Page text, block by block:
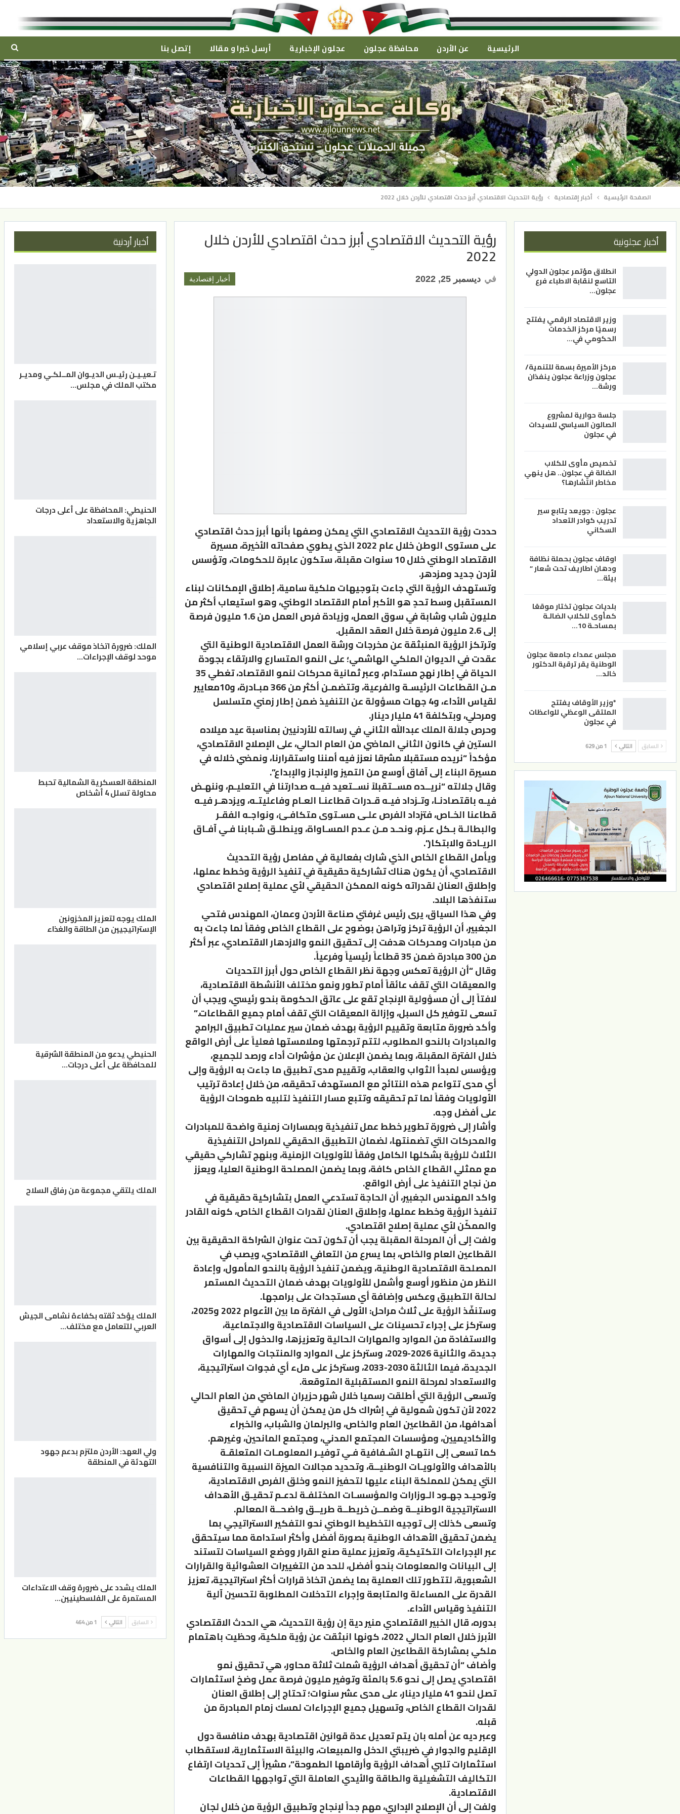
الرئيسية عن الأردن محافظة عجلون عجلون الإخبارية أرسل خبرا و مقالا إتصل بنا
الصفحة الرئيسية أخبار إقتصادية رؤية التحديث الاقتصادي أبرز حدث اقتصادي للأردن خلال 2022
رؤية التحديث الاقتصادي أبرز حدث اقتصادي للأردن خلال
2022
أخبار إقتصادية في ديسمبر 25, 2022
حددت رؤية التحديث الاقتصادي التي يمكن وصفها بأنها أبرز حدث اقتصادي
على مستوى الوطن خلال عام 2022 الذي يطوي صفحاته الأخيرة، مسيرة
الاقتصاد الوطني خلال 10 سنوات مقبلة، ستكون عابرة للحكومات، وتؤسس
لأردن جديد ومزدهر.
وتستهدف الرؤية التي جاءت بتوجيهات ملكية سامية، إطلاق الإمكانات لبناء
المستقبل وسط تحدٍ هو الأكبر أمام الاقتصاد الوطني، وهو استيعاب أكثر من
مليون شاب وشابة في سوق العمل، وزيادة فرص العمل من 1.6 مليون فرصة
إلى 2.6 مليون فرصة خلال العقد المقبل.
وترتكز الرؤية المنبثقة عن مخرجات ورشة العمل الاقتصادية الوطنية التي
عقدت في الديوان الملكي الهاشمي؛ على النمو المتسارع والارتقاء بجودة
الحياة في إطار نهج مستدام، وعبر ثمانية محركات لنمو الاقتصاد، تغطي 35
مـن القطاعات الرئيسـة والفرعية، وتتضمـن أكثر من 366 مبـادرة، و10معايير
لقياس الأداء، و4 جهات مسؤولة عن التنفيذ ضمن إطار زمني متسلسل
ومرحلي، وبتكلفة 41 مليار دينار.
وحرص جلالة الملك عبدالله الثاني في رسالته للأردنيين بمناسبة عيد ميلاده
الستين في كانون الثاني الماضي من العام الحالي، على الإصلاح الاقتصادي،
مؤكداً “نريده مستقبلا مشرقا نعزز فيه أمننا واستقرارنا، ونمضي خلاله في
مسيرة البناء إلى آفاق أوسع من التميز والإنجاز والإبداع”.
وقال جلالته “نريــده مســتقبلاً نســتعيد فيــه صدارتنا في التعليـم، وننهـض
فيـه باقتصادنـا، وتـزداد فيـه قـدرات قطاعنـا العـام وفاعليتـه، ويزدهـر فيـه
قطاعنا الخـاص، فتزداد الفرص علـى مسـتوى متكافـئ، ونواجـه الفقـر
والبطالـة بـكل عـزم، ونحـد مـن عـدم المسـاواة، وينطلـق شـبابنا فـي آفـاق
الريـادة والابتكار”.
ويأمل القطاع الخاص الذي شارك بفعالية في مفاصل رؤية التحديث
الاقتصادي، أن يكون هناك تشاركية حقيقية في تنفيذ الرؤية وخطط عملها،
وإطلاق العنان لقدراته كونه الممكن الحقيقي لأي عملية إصلاح اقتصادي
ستنفذها البلاد.
وفي هذا السياق، يرى رئيس غرفتي صناعة الأردن وعمان، المهندس فتحي
الجغبير، أن الرؤية تركز وتراهن بوضوح على القطاع الخاص وفقاً لما جاءت به
من مبادرات ومحركات هدفت إلى تحقيق النمو والازدهار الاقتصادي، عبر أكثر
من 300 مبادرة ضمن 35 قطاعاً رئيسياً وفرعياً.
وقال “أن الرؤية تعكس وجهة نظر القطاع الخاص حول أبرز التحديات
والمعيقات التي تقف عائقاً أمام تطور ونمو مختلف الأنشطة الاقتصادية،
لافتاً إلى أن مسؤولية الإنجاح تقع على عاتق الحكومة بنحو رئيسي، ويجب أن
تسعى لتوفير كل السبل، وإزالة المعيقات التي تقف أمام جميع القطاعات.”
وأكد ضرورة متابعة وتقييم الرؤية بهدف ضمان سير عمليات تطبيق البرامج
والمبادرات بالنحو المطلوب، لتتم ترجمتها وملامستها فعلياً على أرض الواقع
خلال الفترة المقبلة، وبما يضمن الإعلان عن مؤشرات أداء ورصد للجميع،
ويؤسس لمبدأ الثواب والعقاب، وتقييم مدى تطبيق ما جاءت به الرؤية وإلى
أي مدى تتواءم هذه النتائج مع المستهدف تحقيقه، من خلال إعادة ترتيب
الأولويات وفقاً لما تم تحقيقه وتتبع مسار التنفيذ لتلبيه طموحات الرؤية
على أفضل وجه.
وأشار إلى ضرورة تطوير خطط عمل تنفيذية وبمسارات زمنية واضحة للمبادرات
والمحركات التي تضمنتها، لضمان التطبيق الحقيقي للمراحل التنفيذية
الثلاث للرؤية بشكلها الكامل وفقاً للأولويات الزمنية، وبنهج تشاركي حقيقي
مع ممثلي القطاع الخاص كافة، وبما يضمن المصلحة الوطنية العليا، ويعزز
من نجاح التنفيذ على أرض الواقع.
واكد المهندس الجغبير، أن الحاجة تستدعي العمل بتشاركية حقيقية في
تنفيذ الرؤية وخطط عملها، وإطلاق العنان لقدرات القطاع الخاص، كونه القادر
والممكّن لأي عملية إصلاح اقتصادي.
ولفت إلى أن المرحلة المقبلة يجب أن تكون تحت عنوان الشراكة الحقيقية بين
القطاعين العام والخاص، بما يسرع من التعافي الاقتصادي، ويصب في
المصلحة الاقتصادية الوطنية، ويضمن تنفيذ الرؤية بالنحو المأمول، وإعادة
النظر من منظور أوسع وأشمل للأولويات بهدف ضمان التحديث المستمر
لحالة التطبيق وعكس وإضافة أي مستجدات على برامجها.
وستنفّذ الرؤية على ثلاث مراحل: الأولى في الفترة ما بين الأعوام 2022 و2025،
وستركز على إجراء تحسينات على السياسات الاقتصادية والاجتماعية،
والاستفادة من الموارد والمهارات الحالية وتعزيزها، والدخول إلى أسواق
جديدة، والثانية 2026-2029، وستركز على الموارد والمنتجات والمهارات
الجديدة، فيما الثالثة 2030-2033، وستركز على ملء أي فجوات استراتيجية،
والاستعداد لمرحلة النمو المستقبلية المتوقعة.
وتسعى الرؤية التي أطلقت رسميا خلال شهر حزيران الماضي من العام الحالي
2022 لأن تكون شمولية في إشراك كل من يمكن أن يسهم في تحقيق
أهدافها، من القطاعين العام والخاص، والبرلمان والشباب، والخبراء
والأكاديميين، ومؤسسات المجتمع المدني، ومجتمع المانحين، وغيرهم.
كما تسعى إلى انتهـاج الشـفافية فـي توفيـر المعلومـات المتعلقـة
بالأهداف والأولويـات الوطنيــة، وتحديد مجالات الميزة النسبية والتنافسية
التي يمكن للمملكة البناء عليها لتحفيز النمو وخلق الفرص الاقتصادية،
وتوحيـد جهـود الـوزارات والمؤسسـات المختلفـة لدعـم تحقيـق الأهداف
الاستراتيجية الوطنيــة وضمــن خريطــة طريــق واضحــة المعالم.
وتسعى كذلك إلى توجيه التخطيط الوطني نحو التفكير الاستراتيجي بما
يضمن تحقيق الأهداف الوطنية بصورة أفضل وأكثر استدامة مما سيتحقق
عبر الإجراءات التكتيكية، وتعزيز عملية صنع القرار ووضع السياسات لتستند
إلى البيانات والمعلومات بنحو أفضل، للحد من التغييرات العشوائية والقرارات
الشعبوية، لتتطور تلك العملية بما يضمن اتخاذ قرارات أكثر استراتيجية، تعزيز
القدرة على المساءلة والمتابعة وإجراء التدخلات المطلوبة لتحسين آلية
التنفيذ وقياس الأداء.
بدوره، قال الخبير الاقتصادي منير دية إن رؤية التحديث، هي الحدث الاقتصادي
الأبرز خلال العام الحالي 2022، كونها انبثقت عن رؤية ملكية، وحظيت باهتمام
ملكي بمشاركة القطاعين العام والخاص.
وأضاف “أن تحقيق أهداف الرؤية شملت ثلاثة محاور، هي تحقيق نمو
اقتصادي يصل إلى نحو 5.6 بالمئة وتوفير مليون فرصة عمل وضخ استثمارات
تصل لنحو 41 مليار دينار، على مدى عشر سنوات؛ تحتاج إلى إطلاق العنان
لقدرات القطاع الخاص، وتسهيل جميع الإجراءات لمسك زمام المبادرة من
قبله.
وعبر ديه عن أمله بان يتم تعديل عدة قوانين اقتصادية بهدف منافسة دول
الإقليم والجوار في ضريبتي الدخل والمبيعات، والبيئة الاستثمارية، لاستقطاب
استثمارات تلبي أهداف الرؤية وأرقامها الطموحة”، مشيراً إلى تحديات ارتفاع
التكاليف التشغيلية والطاقة والأيدي العاملة التي تواجهها القطاعات
الاقتصادية.
ولفت إلى أن الإصلاح الإداري، مهم جداً لإنجاح وتطبيق الرؤية من خلال لجان
أخبار عجلونية
انطلاق مؤتمر عجلون الدولي
التاسع لنقابة الاطباء فرع
عجلون…
وزير الاقتصاد الرقمي يفتتح
رسميًا مركز الخدمات
الحكومي في…
مركز الأميرة بسمة للتنمية/
عجلون وزراعة عجلون ينفذان
ورشة…
جلسة حوارية لمشروع
الصالون السياسي للسيدات
في عجلون
تخصيص مأوى للكلاب
الضالة في عجلون.. هل ينهي
مخاطر انتشارها؟
عجلون : جويعد يتابع سير
تدريب كوادر التعداد
السكاني
اوقاف عجلون بحملة نظافة
ودهان اطاريف تحت شعار ”
بيئة…
بلديات عجلون تختار موقعًا
كمأوى للكلاب الضالـة
بمساحـة 10…
مجلس عمداء جامعة عجلون
الوطنية يقر ترقية الدكتور
خالد…
*وزير الأوقاف يفتتح
الملتقى الوعظي للواعظات
في عجلون
السابق التالي 1 من 629
أخبار أردنية
تـعيـيـن رئيـس الديـوان المــلكـي ومديـر
مكتب الملك في مجلس…
الحنيطي: المحافظة على أعلى درجات
الجاهزية والاستعداد
الملك: ضرورة اتخاذ موقف عربي إسلامي
موحد لوقف الإجراءات…
المنطقة العسكرية الشمالية تحبط
محاولة تسلل 4 أشخاص
الملك يوجه لتعزيز المخزونين
الإستراتيجيين من الطاقة والغذاء
الحنيطي يدعو من المنطقة الشرقية
للمحافظة على أعلى درجات…
الملك يلتقي مجموعة من رفاق السلاح
الملك يؤكد ثقته بكفاءة نشامى الجيش
العربي للتعامل مع مختلف…
ولي العهد: الأردن ملتزم بدعم جهود
التهدئة في المنطقة
الملك يشدد على ضرورة وقف الاعتداءات
المستمرة على الفلسطينيين…
السابق التالي 1 من 464